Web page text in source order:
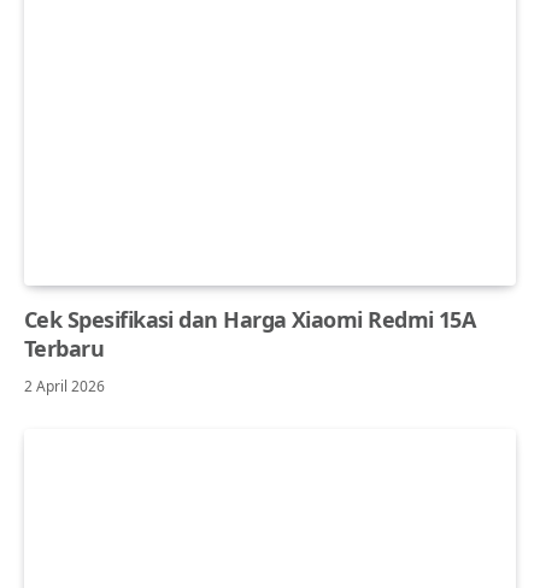
Cek Spesifikasi dan Harga Xiaomi Redmi 15A
Terbaru
2 April 2026